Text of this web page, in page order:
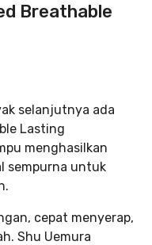
Breathable
selanjutnya ada
Lasting
menghasilkan
sempurna untuk
cepat menyerap,
Shu Uemura